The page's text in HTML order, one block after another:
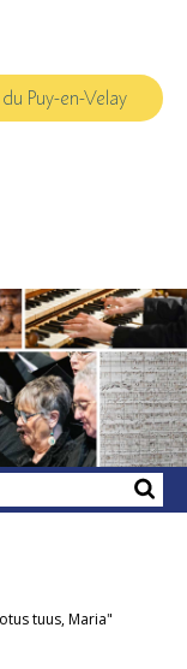
Puy-en-Velay
tuus, Maria"